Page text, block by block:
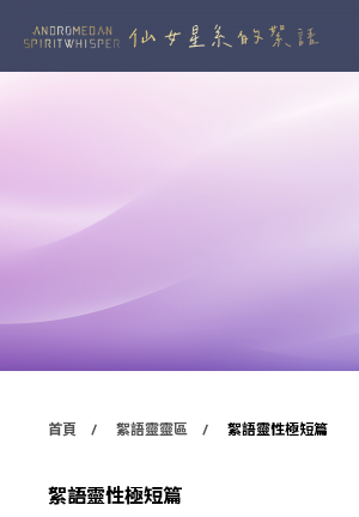
首頁 絮語靈靈區 絮語靈性極短篇